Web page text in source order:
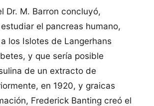
Dr. M. Barron concluyó,
el pancreas humano,
los Islotes de Langerhans
y que serí­a posible
de un extracto de
en 1920, y graicas
Frederick Banting creó el